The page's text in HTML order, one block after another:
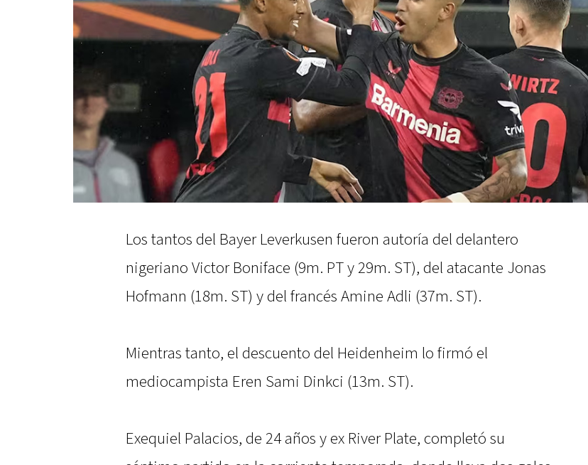
Los tantos del Bayer Leverkusen fueron autoría del delantero
nigeriano Victor Boniface (9m. PT y 29m. ST), del atacante Jonas
Hofmann (18m. ST) y del francés Amine Adli (37m. ST).
Mientras tanto, el descuento del Heidenheim lo firmó el
mediocampista Eren Sami Dinkci (13m. ST).
Exequiel Palacios, de 24 años y ex River Plate, completó su